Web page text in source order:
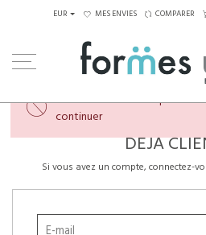
EUR MES ENVIES COMPARER
Veuillez créer un compte ou
continuer
DÉJÀ
Si vous avez un compte, connectez-